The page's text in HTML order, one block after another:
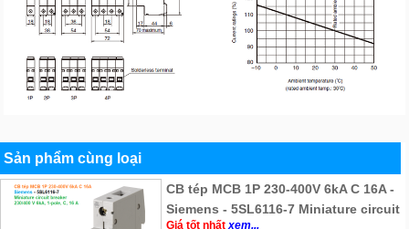
Sản phẩm cùng loại
CB tép MCB 1P 230-400V 6kA C 16A -
Siemens - 5SL6116-7 Miniature circuit
Giá tốt nhấtxem...